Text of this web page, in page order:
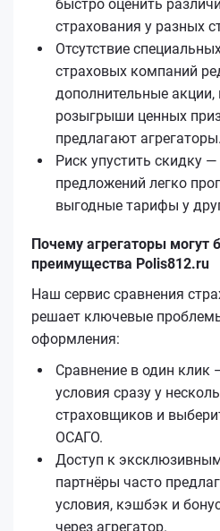
быстро оценить
страхования у разных
Отсутствие
страховых компаний
дополнительные
розыгрыши ценных
предлагают агрегаторы.
Риск упустить скидку
предложений легко
выгодные тарифы у
Почему агрегаторы могут
преимущества Polis812.ru
Наш сервис сравнения
решает ключевые
оформления:
Сравнение в один клик
условия сразу у
страховщиков и
ОСАГО.
Доступ к
партнёры часто
условия, кэшбэк и
через агрегатор.